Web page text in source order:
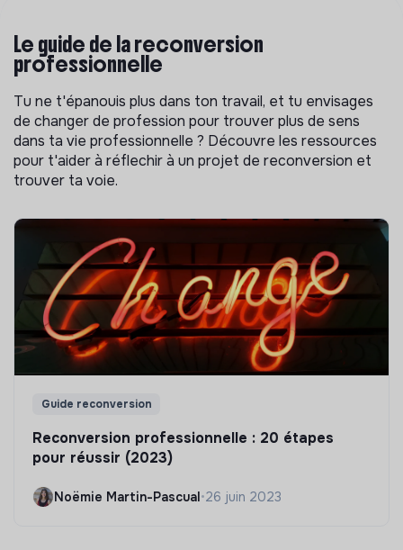
Le guide de la reconversion
professionnelle
Tu ne t'épanouis plus dans ton travail, et tu envisages
de changer de profession pour trouver plus de sens
dans ta vie professionnelle ? Découvre les ressources
pour t'aider à réflechir à un projet de reconversion et
trouver ta voie.
Guide reconversion
Reconversion professionnelle : 20 étapes
pour réussir (2023)
Noëmie Martin-Pascual•26 juin 2023